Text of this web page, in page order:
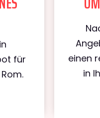
für
einen
in